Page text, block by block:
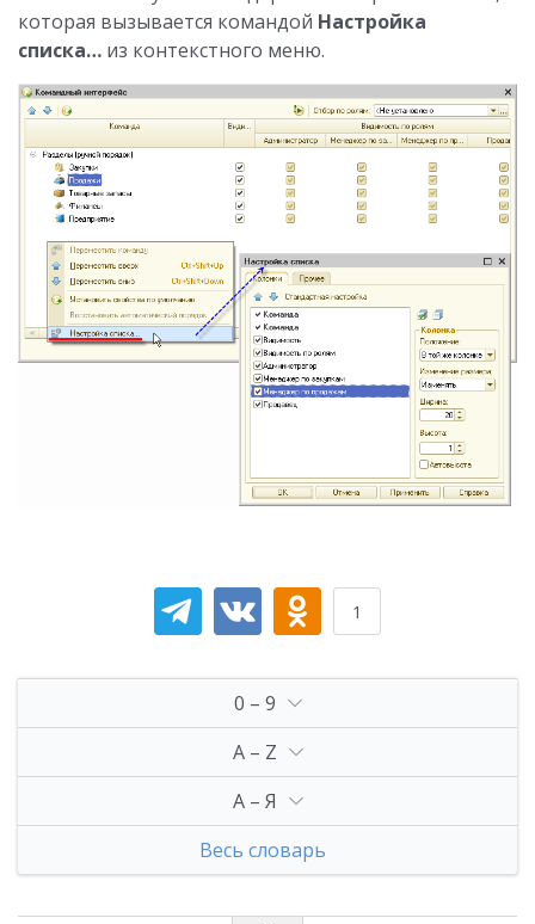
которая вызывается командой Настройка
списка… из контекстного меню.
1
0 – 9
A – Z
А – Я
Весь словарь